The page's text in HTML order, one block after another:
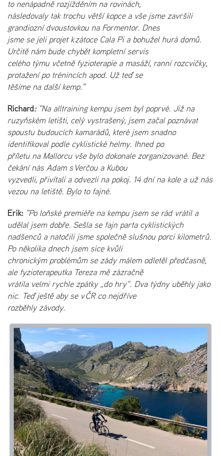
to nenápadně rozjížděním na rovinách,
následovaly tak trochu větší kopce a vše jsme završili
grandiozní dvoustovkou na Formentor. Dnes
jsme se jeli projet k zátoce Cala Pi a bohužel hurá domů.
Určitě nám bude chybět kompletní servis
celého týmu včetně fyzioterapie a masáží, ranní rozcvičky,
protažení po trénincích apod. Už teď se
těšíme na další kemp."
Richard:"Na alltraining kempu jsem byl poprvé. Již na
ruzyňském letišti, celý vystrašený, jsem začal poznávat
spoustu budoucích kamarádů, které jsem snadno
identifikoval podle cyklistické helmy. Ihned po
příletu na Mallorcu vše bylo dokonale zorganizované. Bez
čekání nás Adam s Verčou a Kubou
vyzvedli, přivítali a odvezli na pokoj. 14 dní na kole a už nás
vezou na letiště. Bylo to fajné.
Erik: "Po loňské premiéře na kempu jsem se rád vrátil a
udělal jsem dobře. Sešla se fajn parta cyklistických
nadšenců a natočili jsme společně slušnou porci kilometrů.
Po několika dnech jsem sice kvůli
chronickým problémům se zády málem odletěl předčasně,
ale fyzioterapeutka Tereza mě zázračně
vrátila velmi rychle zpátky „do hry“. Dva týdny uběhly jako
nic. Teď ještě aby se v ČR co nejdříve
rozběhly závody.